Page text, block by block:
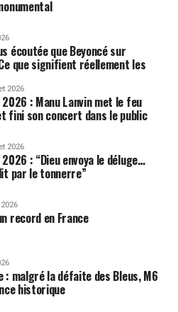
écoutée que Beyoncé sur
que signifient réellement les
2026
: Manu Lanvin met le feu
fini son concert dans le public
2026
: “Dieu envoya le déluge…
par le tonnerre”
record en France
: malgré la défaite des Bleus, M6
historique